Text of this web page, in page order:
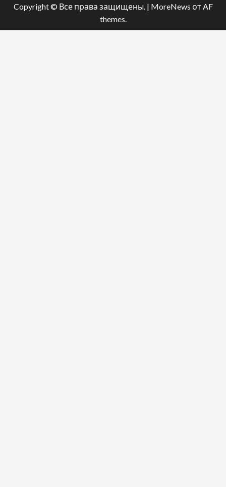
Copyright © Все права защищены. | MoreNews от AF
themes.